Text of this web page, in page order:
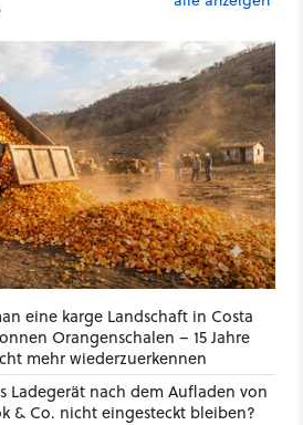
eine karge Landschaft in Costa
Orangenschalen – 15 Jahre
mehr wiederzuerkennen
Ladegerät nach dem Aufladen von
& Co. nicht eingesteckt bleiben?